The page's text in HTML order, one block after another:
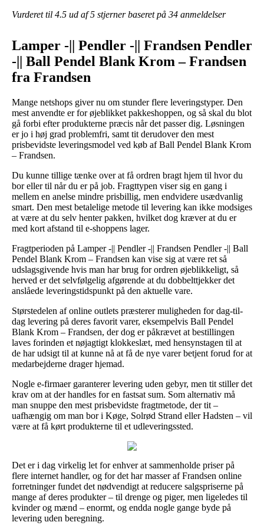
Vurderet til 4.5 ud af 5 stjerner baseret på 34 anmeldelser
Lamper -|| Pendler -|| Frandsen Pendler
-|| Ball Pendel Blank Krom – Frandsen
fra Frandsen
Mange netshops giver nu om stunder flere leveringstyper. Den
mest anvendte er for øjeblikket pakkeshoppen, og så skal du blot
gå forbi efter produkterne præcis når det passer dig. Løsningen
er jo i høj grad problemfri, samt tit derudover den mest
prisbevidste leveringsmodel ved køb af Ball Pendel Blank Krom
– Frandsen.
Du kunne tillige tænke over at få ordren bragt hjem til hvor du
bor eller til når du er på job. Fragttypen viser sig en gang i
mellem en anelse mindre prisbillig, men endvidere usædvanlig
smart. Den mest betalelige metode til levering kan ikke modsiges
at være at du selv henter pakken, hvilket dog kræver at du er
med kort afstand til e-shoppens lager.
Fragtperioden på Lamper -|| Pendler -|| Frandsen Pendler -|| Ball
Pendel Blank Krom – Frandsen kan vise sig at være ret så
udslagsgivende hvis man har brug for ordren øjeblikkeligt, så
herved er det selvfølgelig afgørende at du dobbelttjekker det
anslåede leveringstidspunkt på den aktuelle vare.
Størstedelen af online outlets præsterer muligheden for dag-til-
dag levering på deres favorit varer, eksempelvis Ball Pendel
Blank Krom – Frandsen, der dog er påkrævet at bestillingen
laves forinden et nøjagtigt klokkeslæt, med hensynstagen til at
de har udsigt til at kunne nå at få de nye varer betjent forud for at
medarbejderne drager hjemad.
Nogle e-firmaer garanterer levering uden gebyr, men tit stiller det
krav om at der handles for en fastsat sum. Som alternativ må
man snuppe den mest prisbevidste fragtmetode, der tit –
uafhængig om man bor i Køge, Solrød Strand eller Hadsten – vil
være at få kørt produkterne til et udleveringssted.
Det er i dag virkelig let for enhver at sammenholde priser på
flere internet handler, og for det har masser af Frandsen online
forretninger fundet det nødvendigt at reducere salgspriserne på
mange af deres produkter – til drenge og piger, men ligeledes til
kvinder og mænd – enormt, og endda nogle gange byde på
levering uden beregning.